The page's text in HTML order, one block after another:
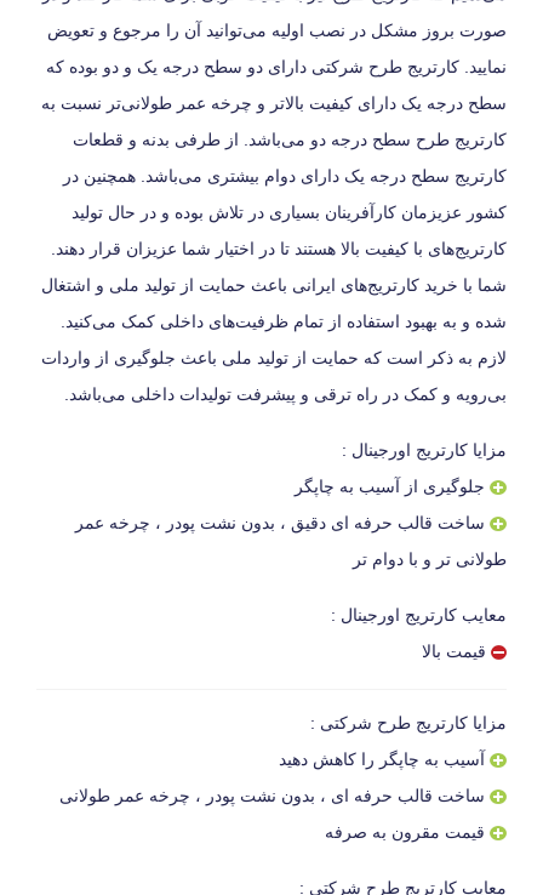
صورت بروز مشکل در نصب اولیه می‌توانید آن را مرجوع و تعویض
نمایید. کارتریج طرح شرکتی دارای دو سطح درجه یک و دو بوده که
سطح درجه یک دارای کیفیت بالاتر و چرخه عمر طولانی‌تر نسبت به
کارتریج طرح سطح درجه دو می‌باشد. از طرفی بدنه و قطعات
کارتریج سطح درجه یک دارای دوام بیشتری می‌باشد. همچنین در
کشور عزیزمان کارآفرینان بسیاری در تلاش بوده و در حال تولید
کارتریج‌های با کیفیت بالا هستند تا در اختیار شما عزیزان قرار دهند.
شما با خرید کارتریج‌های ایرانی باعث حمایت از تولید ملی و اشتغال
شده و به بهبود استفاده از تمام ظرفیت‌های داخلی کمک می‌کنید.
لازم به ذکر است که حمایت از تولید ملی باعث جلوگیری از واردات
بی‌رویه و کمک در راه ترقی و پیشرفت تولیدات داخلی می‌باشد.
مزایا کارتریج اورجینال :
جلوگیری از آسیب به چاپگر
ساخت قالب حرفه ای دقیق ، بدون نشت پودر ، چرخه عمر
طولانی تر و با دوام تر
معایب کارتریج اورجینال :
قیمت بالا
مزایا کارتریج طرح شرکتی :
آسیب به چاپگر را کاهش دهید
ساخت قالب حرفه ای ، بدون نشت پودر ، چرخه عمر طولانی
قیمت مقرون به صرفه
معایب کارتریج طرح شرکتی :